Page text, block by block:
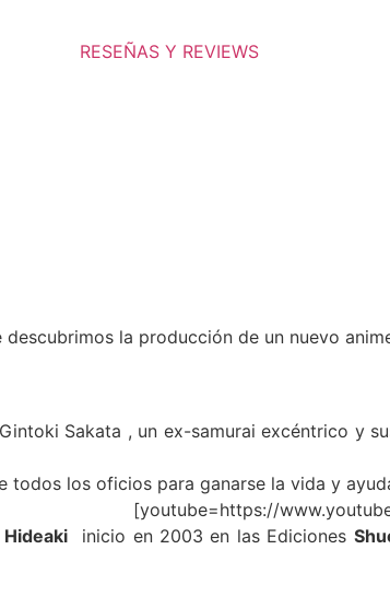
RESEÑAS Y REVIEWS
la producción de un nuevo
Gintoki Sakata , un ex-samurai excéntrico y
todos los oficios para ganarse la vida y
[youtube=https://
inicio en 2003 en las Ediciones